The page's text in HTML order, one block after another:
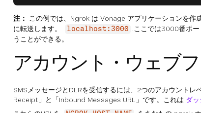
注：
この例では、Ngrok は Vonage アプリケーションを作
に転送します。
localhost:3000
.ここでは3000番ポ
うことができる。
アカウント・ウェブ
SMSメッセージとDLRを受信するには、2つのアカウント
Receipt」と「Inbound Messages URL」です。これは ダ